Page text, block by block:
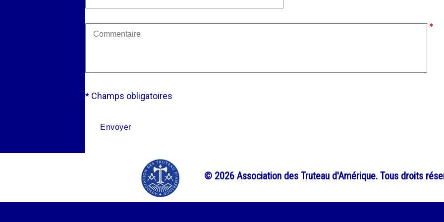
* Champs obligatoires
© 2026 Association des Truteau d'Amérique. Tous droits